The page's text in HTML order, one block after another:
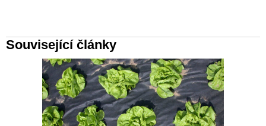
Související články